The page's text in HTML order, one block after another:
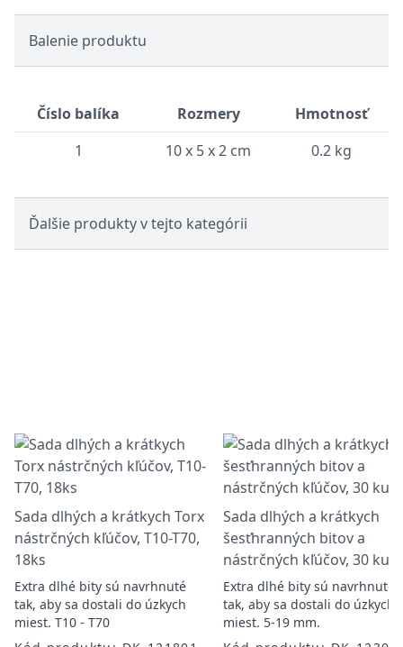
Balenie produktu
Číslo balíka Rozmery
Hmotnosť
1
10 x 5 x 2 cm 0.2 kg
Ďalšie produkty v tejto kategórii
Sada dlhých a krátkych Torx
nástrčných kľúčov, T10-T70,
18ks
Extra dlhé bity sú navrhnuté
tak, aby sa dostali do úzkych
miest. T10 - T70
Sada dlhých a krátkych
šesťhranných bitov a
nástrčných kľúčov, 30
Extra dlhé bity sú navrhnuté
tak, aby sa dostali do úzkych
miest. 5-19 mm.